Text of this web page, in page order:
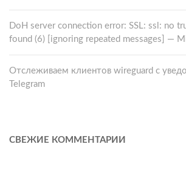
DoH server connection error: SSL: ssl: no
found (6) [ignoring repeated messages] —
Отслеживаем клиентов wireguard с
Telegram
СВЕЖИЕ КОММЕНТАРИИ